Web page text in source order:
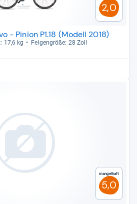
2,0
- Pinion P1.18 (Modell 2018)
17,6 kg
Fel­gen­größe: 28 Zoll
Mangelhaft
5,0